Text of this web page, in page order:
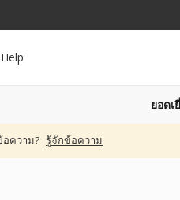
Help
ยอดเ
ความ? รู้จักข้อความ